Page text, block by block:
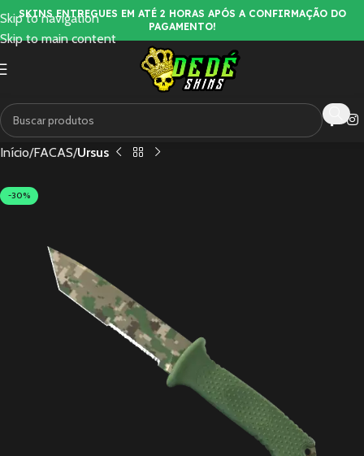
Skip to navigation
Skip to main content
SKINS ENTREGUES EM ATÉ 2 HORAS APÓS A CONFIRMAÇÃO DO
PAGAMENTO!
Início FACAS Ursus
-30%